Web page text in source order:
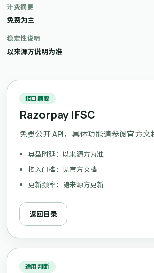
计费摘要
免费为主
稳定性说明
以来源方说明为准
接口摘要
Razorpay IFSC
免费公开 API，具体功能请参阅官方文
典型时延：以来源方为准
接入门槛：见官方文档
更新频率：随来源方更新
返回目录
适用判断